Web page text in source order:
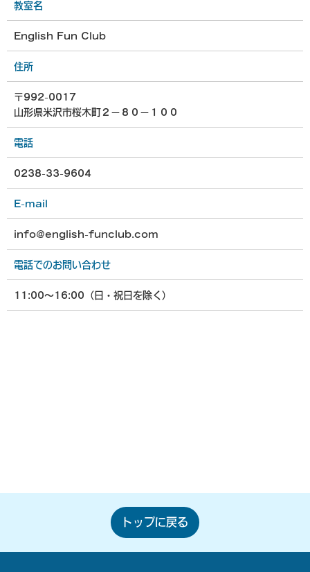
教室名
English Fun Club
住所
〒992-0017
山形県米沢市桜木町２−８０−１００
電話
0238-33-9604
E-mail
info@english-funclub.com
電話でのお問い合わせ
11:00〜16:00（日・祝日を除く）
トップに戻る